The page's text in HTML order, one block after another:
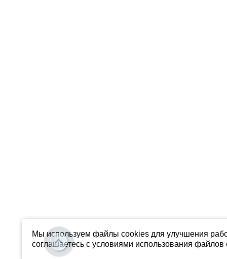
Мы используем файлы cookies для улучшения
соглашаетесь с условиями использования файлов